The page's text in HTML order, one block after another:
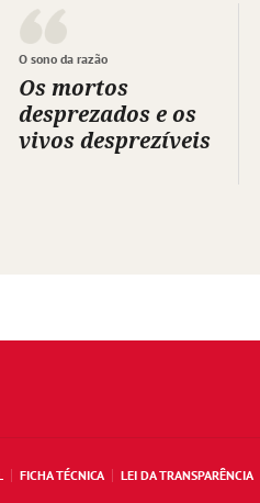
O sono da razão
Os mortos
desprezados e os
vivos desprezíveis
FICHA TÉCNICA LEI DA TRANSPARÊNCIA